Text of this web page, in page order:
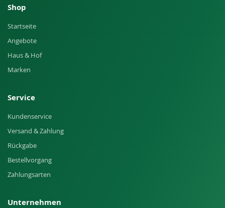
Shop
Startseite
Angebote
Haus & Hof
Marken
Service
Kundenservice
Versand & Zahlung
Rückgabe
Bestellvorgang
Zahlungsarten
Unternehmen